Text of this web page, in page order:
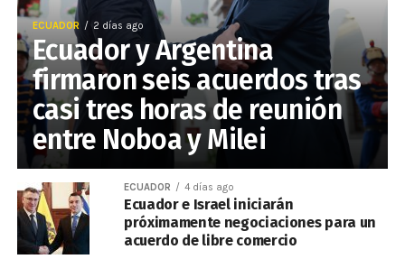
ECUADOR 2 días ago
Ecuador y Argentina
firmaron seis acuerdos tras
casi tres horas de reunión
entre Noboa y Milei
ECUADOR 4 días ago
Ecuador e Israel iniciarán
próximamente negociaciones para un
acuerdo de libre comercio